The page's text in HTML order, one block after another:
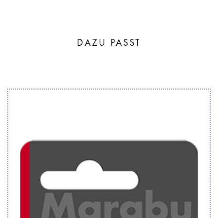
DAZU PASST